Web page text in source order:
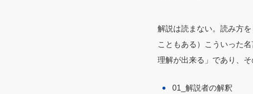
解説は読まない。読み方
こともある）こういった
理解が出来る」であり、そ
01_解説者の解釈